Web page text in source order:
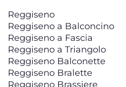
Reggiseno
Reggiseno a Balconcino
Reggiseno a Fascia
Reggiseno a Triangolo
Reggiseno Balconette
Reggiseno Bralette
Reggiseno Brassiere